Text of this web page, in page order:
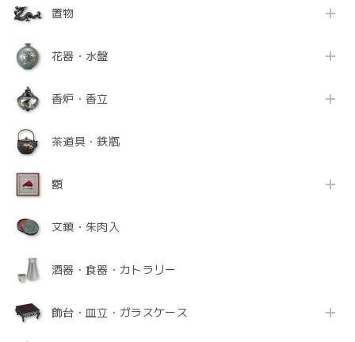
置物
花器・水盤
香炉・香立
茶道具・鉄瓶
額
文鎮・朱肉入
酒器・食器・カトラリー
飾台・皿立・ガラスケース